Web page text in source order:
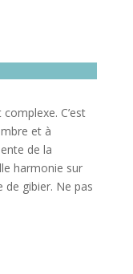
C’est
et à
de la
harmonie sur
de gibier. Ne pas